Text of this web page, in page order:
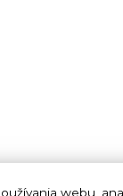
webu,